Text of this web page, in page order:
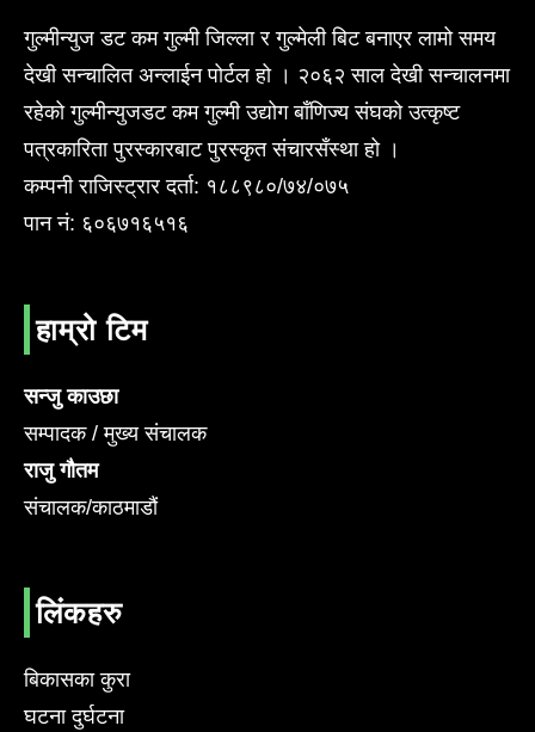
गुल्मीन्युज डट कम गुल्मी जिल्ला र गुल्मेली बिट बनाएर लामो समय
देखी सन्चालित अन्लाईन पोर्टल हो । २०६२ साल देखी सन्चालनमा
रहेको गुल्मीन्युजडट कम गुल्मी उद्योग बाँणिज्य संघको उत्कृष्ट
पत्रकारिता पुरस्कारबाट पुरस्कृत संचारसँस्था हो ।
कम्पनी राजिस्ट्रार दर्ता: १८८९८०/७४/०७५
पान नं: ६०६७१६५१६
हाम्रो टिम
सन्जु काउछा
सम्पादक / मुख्य संचालक
राजु गौतम
संचालक/काठमाडौं
लिंकहरु
बिकासका कुरा
घटना दुर्घटना